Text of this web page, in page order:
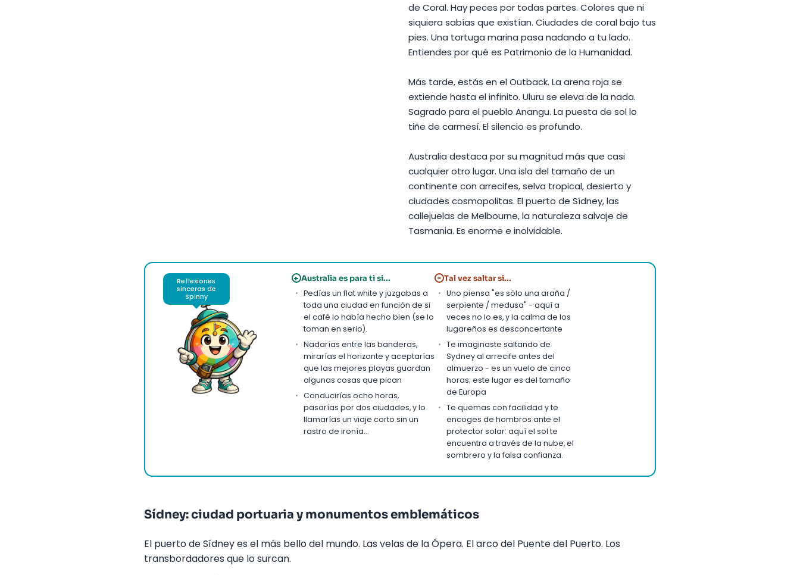
de Coral. Hay peces por todas partes. Colores que ni
siquiera sabías que existían. Ciudades de coral bajo tus
pies. Una tortuga marina pasa nadando a tu lado.
Entiendes por qué es Patrimonio de la Humanidad.
Más tarde, estás en el Outback. La arena roja se
extiende hasta el infinito. Uluru se eleva de la nada.
Sagrado para el pueblo Anangu. La puesta de sol lo
tiñe de carmesí. El silencio es profundo.
Australia destaca por su magnitud más que casi
cualquier otro lugar. Una isla del tamaño de un
continente con arrecifes, selva tropical, desierto y
ciudades cosmopolitas. El puerto de Sídney, las
callejuelas de Melbourne, la naturaleza salvaje de
Tasmania. Es enorme e inolvidable.
Reflexiones
sinceras de
Spinny
+ Australia es para ti si...
Pedías un flat white y juzgabas a
toda una ciudad en función de si
el café lo había hecho bien (se lo
toman en serio).
Nadarías entre las banderas,
mirarías el horizonte y aceptarías
que las mejores playas guardan
algunas cosas que pican
Conducirías ocho horas,
pasarías por dos ciudades, y lo
llamarías un viaje corto sin un
rastro de ironía...
− Tal vez saltar si...
Uno piensa "es sólo una araña /
serpiente / medusa" - aquí a
veces no lo es, y la calma de los
lugareños es desconcertante
Te imaginaste saltando de
Sydney al arrecife antes del
almuerzo - es un vuelo de cinco
horas; este lugar es del tamaño
de Europa
Te quemas con facilidad y te
encoges de hombros ante el
protector solar: aquí el sol te
encuentra a través de la nube, el
sombrero y la falsa confianza.
Sídney: ciudad portuaria y monumentos emblemáticos
El puerto de Sídney es el más bello del mundo. Las velas de la Ópera. El arco del Puente del Puerto. Los
transbordadores que lo surcan.